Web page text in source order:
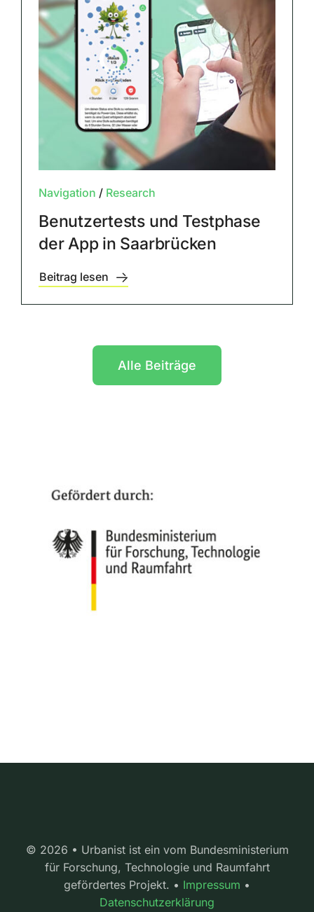
Navigation / Research
Benutzertests und Testphase
der App in Saarbrücken
Beitrag lesen
Alle Beiträge
© 2026 • Urbanist ist ein vom Bundesministerium
für Forschung, Technologie und Raumfahrt
gefördertes Projekt. • Impressum •
Datenschutzerklärung